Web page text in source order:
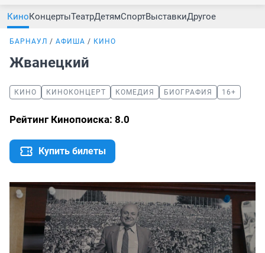
КиноКонцертыТеатрДетямСпортВыставкиДругое
БАРНАУЛ АФИША КИНО
Жванецкий
КИНО КИНОКОНЦЕРТ КОМЕДИЯ БИОГРАФИЯ 16+
Рейтинг Кинопоиска: 8.0
Купить билеты